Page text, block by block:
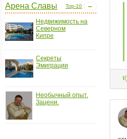
рассылку
Top-10
Арена Славы
Недвижимость на
Северном
Кипре
Секреты
Эмиграции
Необычный опыт.
Зацени.